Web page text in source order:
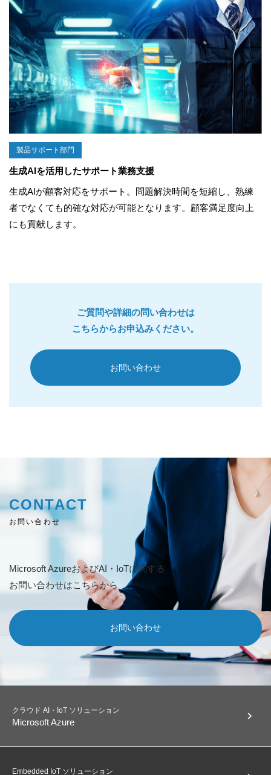
製品サポート部門
生成AIを活用したサポート業務支援
生成AIが顧客対応をサポート。問題解決時間を短縮し、熟練
者でなくても的確な対応が可能となります。顧客満足度向上
にも貢献します。
ご質問や詳細の問い合わせは
こちらからお申込みください。
お問い合わせ
CONTACT
お問い合わせ
Microsoft AzureおよびAI・IoTに関する
お問い合わせはこちらから
お問い合わせ
クラウド AI・IoT ソリューション
Microsoft Azure chevron_right
Embedded IoT ソリューション